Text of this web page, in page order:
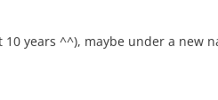
years ^^), maybe under a new